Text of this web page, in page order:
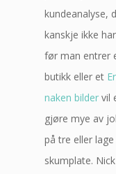
kundeanalyse,
kanskje ikke
før man entrer
butikk eller et
naken bilder vil
gjøre mye av
på tre eller
skumplate.